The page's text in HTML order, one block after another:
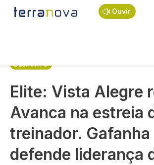
Passar para o conteúdo principal
Ouvir
Navegação estrutural
Início
Desporto
Elite: Vista Alegre recebe Avanca
DESPORTO
Elite: Vista Alegre
Avanca na estreia
treinador. Gafanha
defende liderança